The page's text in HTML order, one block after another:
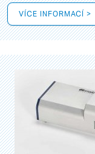
VÍCE INFORMACÍ >